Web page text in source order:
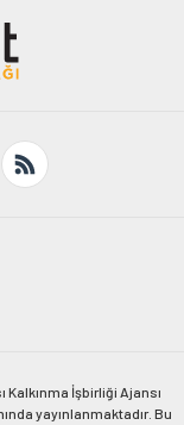
Kalkınma İşbirliği Ajansı
yayınlanmaktadır. Bu